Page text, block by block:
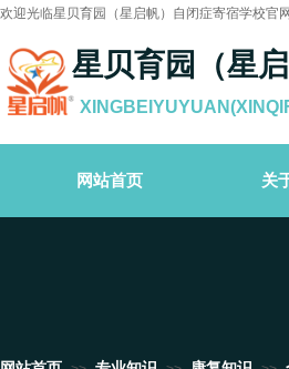
星贝育园（星
欢迎光临星贝育园（星启帆）自闭症寄宿学校官
网站首页 关